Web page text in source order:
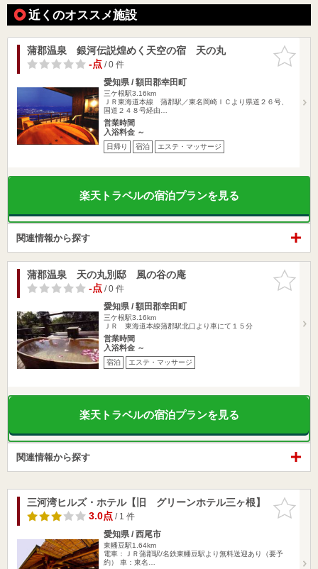
近くのオススメ施設
お気に入
りに追加
蒲郡温泉 銀河伝説煌めく天空の宿 天の丸
-点/ 0 件
愛知県 / 額田郡幸田町
三ケ根駅3.16km
ＪＲ東海道本線 蒲郡駅／東名岡崎ＩＣより県道２６号、
国道２４８号経由…
営業時間
入浴料金 ～
日帰り 宿泊 エステ・マッサージ
楽天トラベルの宿泊プランを見る
関連情報から探す
お気に入
りに追加
蒲郡温泉 天の丸別邸 風の谷の庵
-点/ 0 件
愛知県 / 額田郡幸田町
三ケ根駅3.16km
ＪＲ 東海道本線蒲郡駅北口より車にて１５分
営業時間
入浴料金 ～
宿泊 エステ・マッサージ
楽天トラベルの宿泊プランを見る
関連情報から探す
お気に入
りに追加
三河湾ヒルズ・ホテル【旧 グリーンホテル三ヶ根】
3.0点/ 1 件
愛知県 / 西尾市
東幡豆駅1.64km
電車：ＪＲ蒲郡駅/名鉄東幡豆駅より無料送迎あり（要予
約） 車：東名…